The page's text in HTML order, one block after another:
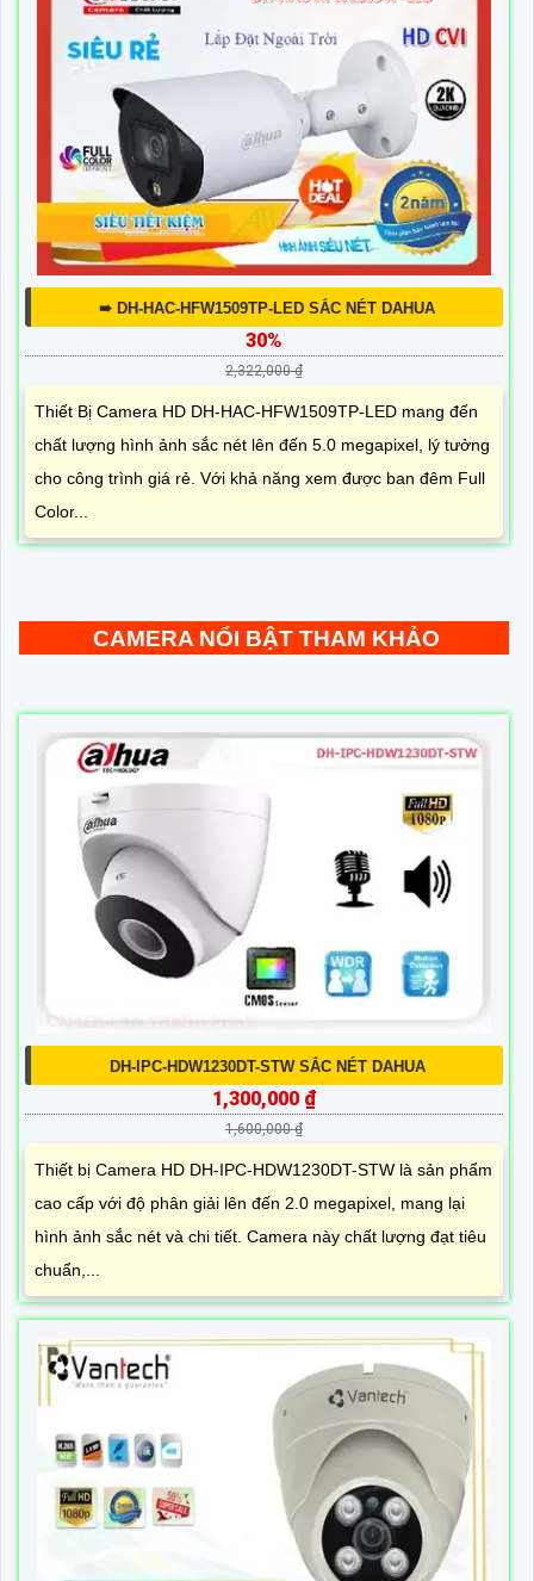
➠ DH-HAC-HFW1509TP-LED SẮC NÉT DAHUA
30%
2,322,000 ₫
Thiết Bị Camera HD DH-HAC-HFW1509TP-LED mang đến
chất lượng hình ảnh sắc nét lên đến 5.0 megapixel, lý tưởng
cho công trình giá rẻ. Với khả năng xem được ban đêm Full
Color...
CAMERA NỔI BẬT THAM KHẢO
DH-IPC-HDW1230DT-STW SẮC NÉT DAHUA
1,300,000 ₫
1,600,000 ₫
Thiết bị Camera HD DH-IPC-HDW1230DT-STW là sản phẩm
cao cấp với độ phân giải lên đến 2.0 megapixel, mang lại
hình ảnh sắc nét và chi tiết. Camera này chất lượng đạt tiêu
chuẩn,...